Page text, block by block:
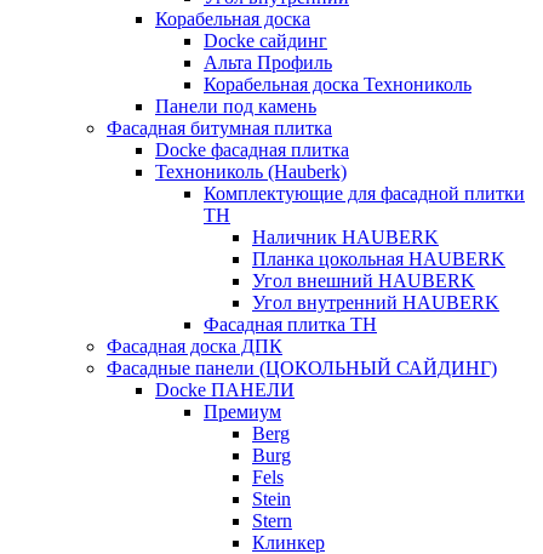
Корабельная доска
Docke сайдинг
Альта Профиль
Корабельная доска Технониколь
Панели под камень
Фасадная битумная плитка
Docke фасадная плитка
Технониколь (Hauberk)
Комплектующие для фасадной плитки
ТН
Наличник HAUBERK
Планка цокольная HAUBERK
Угол внешний HAUBERK
Угол внутренний HAUBERK
Фасадная плитка ТН
Фасадная доска ДПК
Фасадные панели (ЦОКОЛЬНЫЙ САЙДИНГ)
Docke ПАНЕЛИ
Премиум
Berg
Burg
Fels
Stein
Stern
Клинкер